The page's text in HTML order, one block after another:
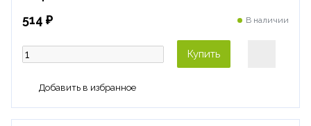
514 ₽ В наличии
Купить